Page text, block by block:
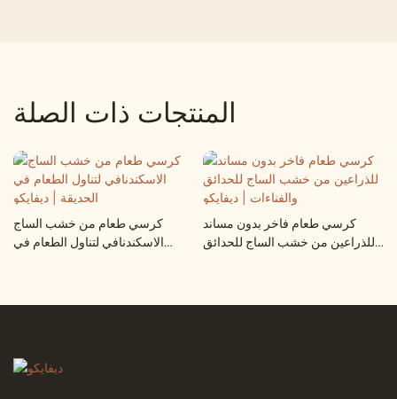
المنتجات ذات الصلة
كرسي طعام من خشب الساج
الاسكندنافي لتناول الطعام في
كرسي طعام فاخر بدون مساند
للذراعين من خشب الساج للحدائق